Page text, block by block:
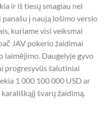
ir iš tiesų smagiau nei
į naują lošimo verslo
kuriame visi veiksmai
JAV pokerio žaidimai
laimėjimo. Daugelyje gyvo
progresyvūs šalutiniai
1 000 100 000 USD ar
švarų žaidimą.